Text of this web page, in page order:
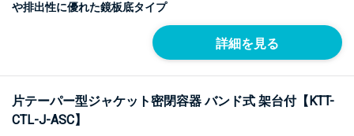
や排出性に優れた鏡板底タイプ
詳細を見る
片テーパー型ジャケット密閉容器 バンド式 架台付【KTT-
CTL-J-ASC】